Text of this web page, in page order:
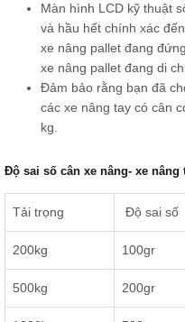
Màn hình LCD kỹ thuật
và hầu hết chính xác
xe nâng pallet đang
xe nâng pallet đang di
Đảm bảo rằng bạn đã
các xe nâng tay có cân
kg.
Độ sai số cân xe nâng- xe
Tải trọng Độ sai số
200kg 100gr
500kg 200gr